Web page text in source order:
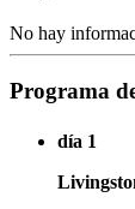
No hay
Programa
día 1